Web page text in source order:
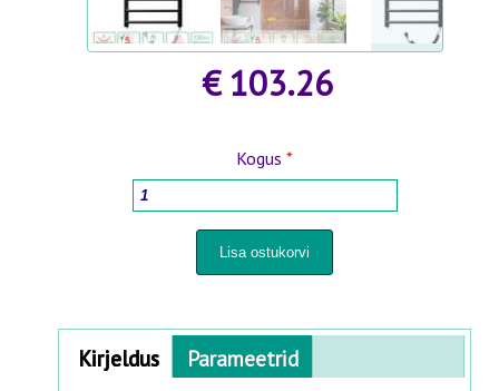
KEEVITUSSEADMED JA TARVIKUD
ISTUTUS - ÜMBERISTUTUSPOTID
€ 103.26
Kogus*
Horizontal Tabs
Kirjeldus(
Parameetrid